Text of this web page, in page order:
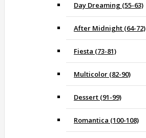
Day Dreaming (55-63)
After Midnight (64-72)
Fiesta (73-81)
Multicolor (82-90)
Dessert (91-99)
Romantica (100-108)